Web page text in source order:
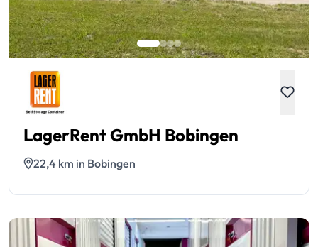
LagerRent GmbH Bobingen
22,4 km in Bobingen